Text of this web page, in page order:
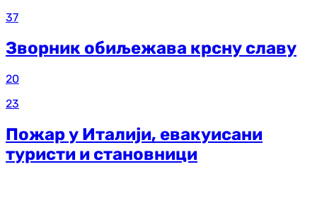
37
Зворник обиљежава крсну славу
20
23
Пожар у Италији, евакуисани
туристи и становници